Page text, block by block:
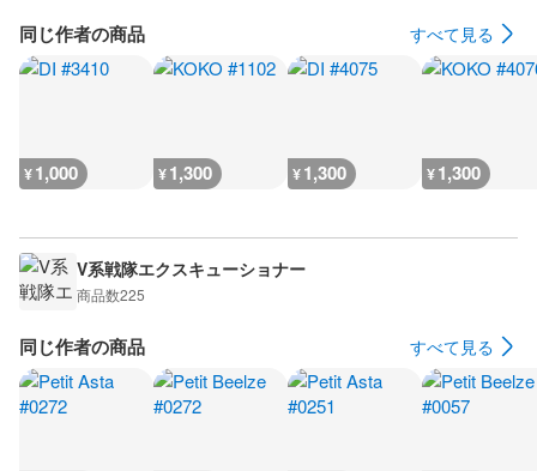
同じ作者の商品 すべて見る
¥1,000 ¥1,300 ¥1,300 ¥1,300
V系戦隊エクスキューショナー
商品数225
同じ作者の商品 すべて見る